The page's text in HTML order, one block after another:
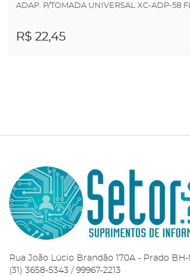
ADAP. P/TOMADA UNIVERSAL XC-ADP-58
R$ 22,45
Rua João Lúcio Brandão 170A - Prado BH-
(31) 3658-5343 / 99967-2213